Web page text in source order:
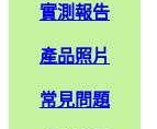
實測報告
產品照片
常見問題